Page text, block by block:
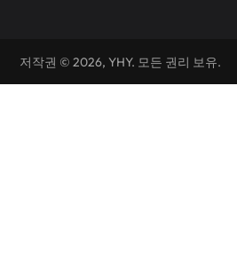
저작권 © 2026, YHY. 모든 권리 보유.